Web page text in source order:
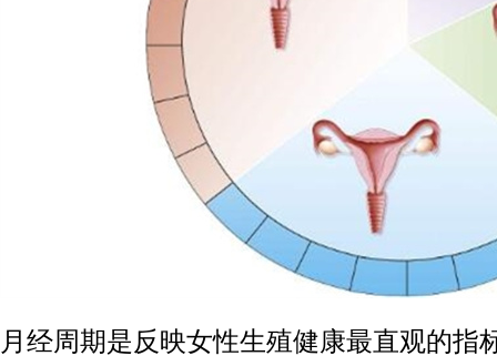
月经周期是反映女性生殖健康最直观的指